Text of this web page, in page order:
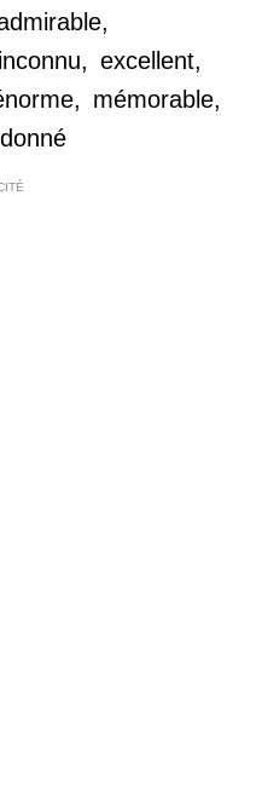
,
inconnu, excellent,
, mémorable,